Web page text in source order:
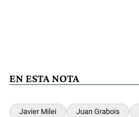
EN ESTA NOTA
Javier Milei Juan Grabois